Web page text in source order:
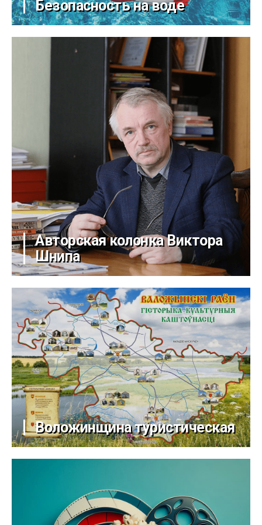
Безопасность на воде
Авторская колонка Виктора
Шнипа
Воложинщина туристическая